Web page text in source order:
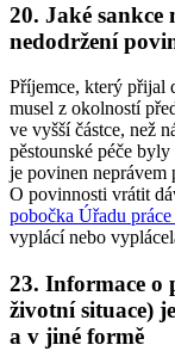
20. Jaké
nedodržení
Příjemce, který přijal
musel z okolností
ve vyšší částce, než
pěstounské péče
je povinen neprávem
O povinnosti vrátit
pobočka Úřadu
vyplácí nebo
23. Informace o
životní situace)
a v jiné formě